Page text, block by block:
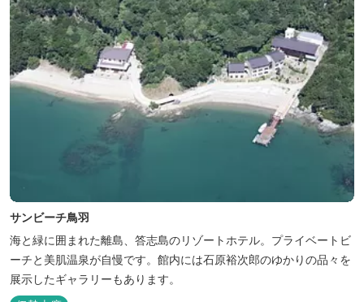
サンビーチ鳥羽
海と緑に囲まれた離島、答志島のリゾートホテル。プライベートビ
ーチと美肌温泉が自慢です。館内には石原裕次郎のゆかりの品々を
展示したギャラリーもあります。